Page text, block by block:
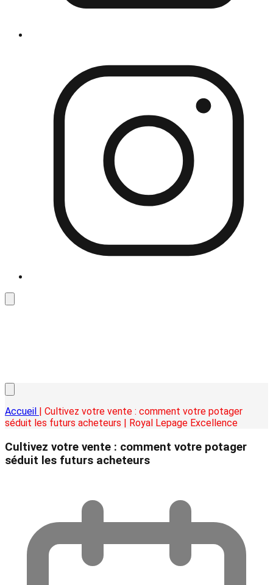
Accueil | Cultivez votre vente : comment votre potager
séduit les futurs acheteurs | Royal Lepage Excellence
Cultivez votre vente : comment votre potager
séduit les futurs acheteurs